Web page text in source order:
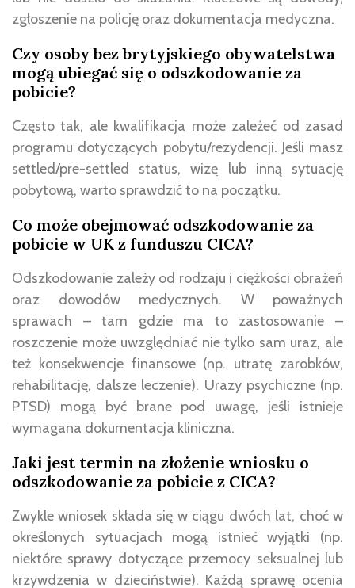
zgłoszenie na policję oraz dokumentacja medyczna.
Czy osoby bez brytyjskiego obywatelstwa
mogą ubiegać się o odszkodowanie za
pobicie?
Często tak, ale kwalifikacja może zależeć od zasad
programu dotyczących pobytu/rezydencji. Jeśli masz
settled/pre-settled status, wizę lub inną sytuację
pobytową, warto sprawdzić to na początku.
Co może obejmować odszkodowanie za
pobicie w UK z funduszu CICA?
Odszkodowanie zależy od rodzaju i ciężkości obrażeń
oraz dowodów medycznych. W poważnych
sprawach – tam gdzie ma to zastosowanie –
roszczenie może uwzględniać nie tylko sam uraz, ale
też konsekwencje finansowe (np. utratę zarobków,
rehabilitację, dalsze leczenie). Urazy psychiczne (np.
PTSD) mogą być brane pod uwagę, jeśli istnieje
wymagana dokumentacja kliniczna.
Jaki jest termin na złożenie wniosku o
odszkodowanie za pobicie z CICA?
Zwykle wniosek składa się w ciągu dwóch lat, choć w
określonych sytuacjach mogą istnieć wyjątki (np.
niektóre sprawy dotyczące przemocy seksualnej lub
krzywdzenia w dzieciństwie). Każdą sprawę ocenia